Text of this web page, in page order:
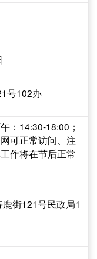
号102办
：14:30-18:00；
可正常访问、注
作将在节后正常
街121号民政局1